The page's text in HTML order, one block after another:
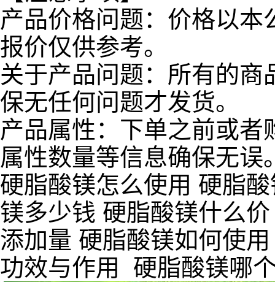
产品价格问题：价格以
报价仅供参考。
关于产品问题：所有的
保无任何问题才发货。
产品属性：下单之前或
属性数量等信息确保无误
硬脂酸镁怎么使用 硬脂
镁多少钱 硬脂酸镁什么
添加量 硬脂酸镁如何使
功效与作用 硬脂酸镁哪